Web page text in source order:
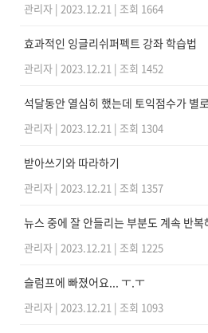
관리자 | 2023.12.21 | 조회 1664
효과적인 잉글리쉬퍼펙트 강좌 학습법
관리자 | 2023.12.21 | 조회 1452
석달동안 열심히 했는데 토익점수가 별
관리자 | 2023.12.21 | 조회 1304
받아쓰기와 따라하기
관리자 | 2023.12.21 | 조회 1357
뉴스 중에 잘 안들리는 부분도 계속 반복
관리자 | 2023.12.21 | 조회 1225
슬럼프에 빠졌어요... ㅜ.ㅜ
관리자 | 2023.12.21 | 조회 1093